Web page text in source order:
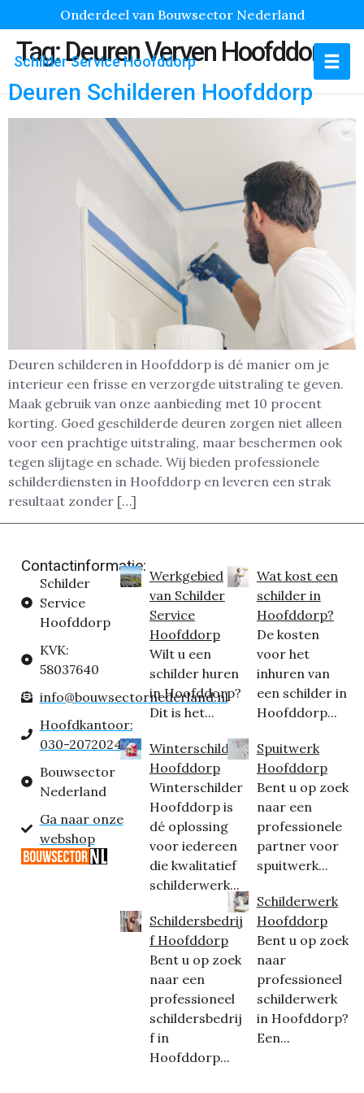
Onderdeel van Bouwsector Nederland
Schilder Service Hoofddorp
Tag:Deuren Verven Hoofddorp
Deuren Schilderen Hoofddorp
Deuren schilderen in Hoofddorp is dé manier om je
interieur een frisse en verzorgde uitstraling te geven.
Maak gebruik van onze aanbieding met 10 procent
korting. Goed geschilderde deuren zorgen niet alleen
voor een prachtige uitstraling, maar beschermen ook
tegen slijtage en schade. Wij bieden professionele
schilderdiensten in Hoofddorp en leveren een strak
resultaat zonder […]
Contactinformatie:
Schilder
Service
Hoofddorp
KVK:
58037640
info@bouwsectornederland.nl
Hoofdkantoor:
030-2072024
Bouwsector
Nederland
Ga naar onze
webshop
Werkgebied
van Schilder
Service
Hoofddorp
Wilt u een
schilder huren
in Hoofddorp?
Dit is het...
Winterschilder
Hoofddorp
Winterschilder
Hoofddorp is
dé oplossing
voor iedereen
die kwalitatief
schilderwerk...
Schildersbedrij
f Hoofddorp
Bent u op zoek
naar een
professioneel
schildersbedrij
f in
Hoofddorp...
Wat kost een
schilder in
Hoofddorp?
De kosten
voor het
inhuren van
een schilder in
Hoofddorp...
Spuitwerk
Hoofddorp
Bent u op zoek
naar een
professionele
partner voor
spuitwerk...
Schilderwerk
Hoofddorp
Bent u op zoek
naar
professioneel
schilderwerk
in Hoofddorp?
Een...